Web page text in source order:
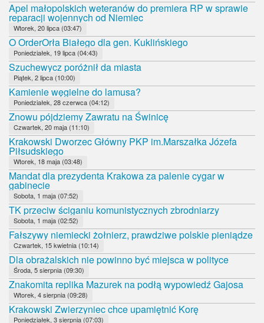
Apel małopolskich weteranów do premiera RP w sprawie
reparacji wojennych od Niemiec
Wtorek, 20 lipca (03:47)
O OrderOrła Białego dla gen. Kuklińskiego
Poniedziałek, 19 lipca (04:43)
Szuchewycz poróżnił da miasta
Piątek, 2 lipca (10:00)
Kamienie węgielne do lamusa?
Poniedziałek, 28 czerwca (04:12)
Znowu pójdziemy Zawratu na Świnicę
Czwartek, 20 maja (11:10)
Krakowski Dworzec Główny PKP im.Marszałka Józefa
Piłsudskiego
Wtorek, 18 maja (03:48)
Mandat dla prezydenta Krakowa za palenie cygar w
gabinecie
Sobota, 1 maja (07:52)
TK przeciw ściganiu komunistycznych zbrodniarzy
Sobota, 1 maja (02:52)
Fałszywy niemiecki żołnierz, prawdziwe polskie pieniądze
Czwartek, 15 kwietnia (10:14)
Dla obrażalskich nie powinno być miejsca w polityce
Środa, 5 sierpnia (09:30)
Znakomita replika Mazurek na podłą wypowiedź Gajosa
Wtorek, 4 sierpnia (09:28)
Krakowski Zwierzyniec chce upamiętnić Korę
Poniedziałek, 3 sierpnia (07:03)